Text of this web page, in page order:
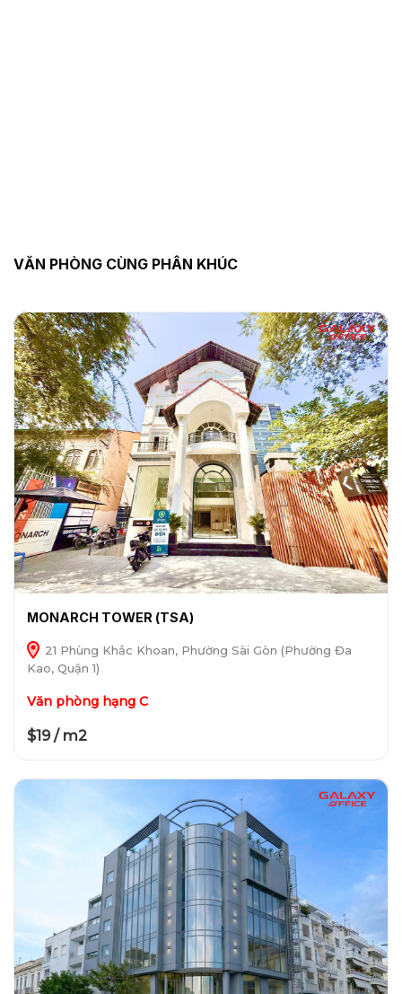
VĂN PHÒNG CÙNG PHÂN KHÚC
MONARCH TOWER (TSA)
21 Phùng Khắc Khoan, Phường Sài Gòn (Phường Đa
Kao, Quận 1)
Văn phòng hạng C
$19 / m2